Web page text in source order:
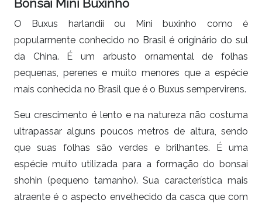
Bonsai Mini Buxinho
O Buxus harlandii ou Mini buxinho como é
popularmente conhecido no Brasil é originário do sul
da China. É um arbusto ornamental de folhas
pequenas, perenes e muito menores que a espécie
mais conhecida no Brasil que é o Buxus sempervirens.
Seu crescimento é lento e na natureza não costuma
ultrapassar alguns poucos metros de altura, sendo
que suas folhas são verdes e brilhantes. É uma
espécie muito utilizada para a formação do bonsai
shohin (pequeno tamanho). Sua característica mais
atraente é o aspecto envelhecido da casca que com